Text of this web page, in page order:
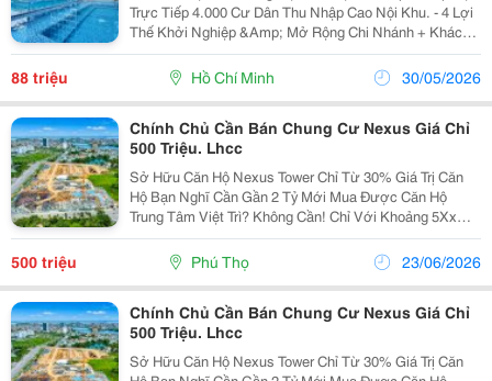
Trực Tiếp 4.000 Cư Dân Thu Nhập Cao Nội Khu. - 4 Lợi
Thế Khởi Nghiệp &Amp; Mở Rộng Chi Nhánh + Khách
Ổn Định: 1.200 Căn Hộ Đã Bàn Giao, Lấp Đầy. + Thiết
Kế Tối Ưu: Vừa Ở Vừa Kinh Doanh Đa...
88 triệu Hồ Chí Minh 30/05/2026
Chính Chủ Cần Bán Chung Cư Nexus Giá Chỉ
500 Triệu. Lhcc
Sở Hữu Căn Hộ Nexus Tower Chỉ Từ 30% Giá Trị Căn
Hộ Bạn Nghĩ Cần Gần 2 Tỷ Mới Mua Được Căn Hộ
Trung Tâm Việt Trì? Không Cần! Chỉ Với Khoảng 5Xx
Triệu Đồng (30%), Anh/Chị Đã Có Thể Sở Hữu Căn Hộ
Tại Nexus Tower: Diện Tích 46.8M&Sup2; Tầng...
500 triệu Phú Thọ 23/06/2026
Chính Chủ Cần Bán Chung Cư Nexus Giá Chỉ
500 Triệu. Lhcc
Sở Hữu Căn Hộ Nexus Tower Chỉ Từ 30% Giá Trị Căn